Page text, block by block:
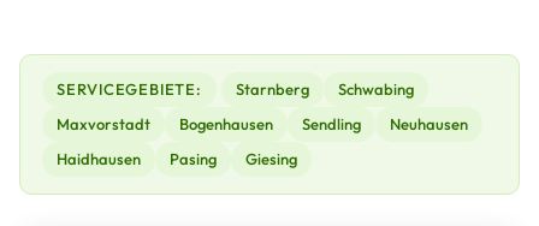
SERVICEGEBIETE: Starnberg
Schwabing
Maxvorstadt
Bogenhausen Sendling
Neuhausen
Haidhausen
Pasing Giesing